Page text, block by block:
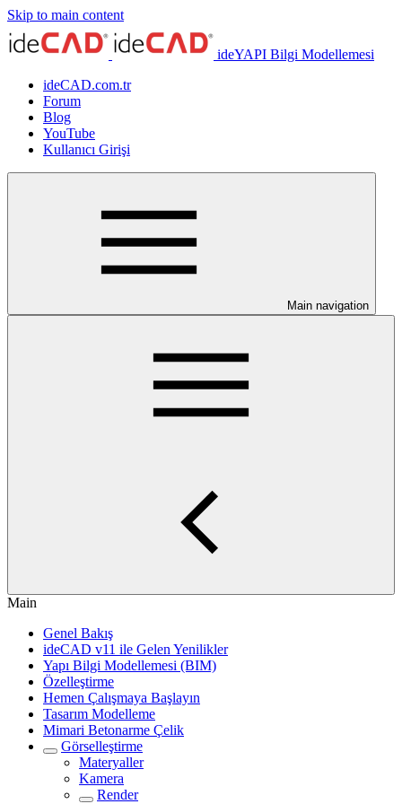
Skip to main content
ideYAPI Bilgi Modellemesi
ideCAD.com.tr
Forum
Blog
YouTube
Kullanıcı Girişi
Main navigation
Main
Genel Bakış
ideCAD v11 ile Gelen Yenilikler
Yapı Bilgi Modellemesi (BIM)
Özelleştirme
Hemen Çalışmaya Başlayın
Tasarım Modelleme
Mimari Betonarme Çelik
Görselleştirme
Materyaller
Kamera
Render